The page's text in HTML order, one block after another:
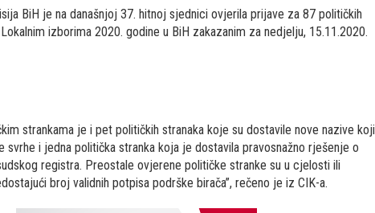
BiH je na današnjoj 37. hitnoj sjednici ovjerila prijave za 87 političkih
izborima 2020. godine u BiH zakazanim za nedjelju, 15.11.2020.
strankama je i pet političkih stranaka koje su dostavile nove nazive koji
svrhe i jedna politička stranka koja je dostavila pravosnažno rješenje o
registra. Preostale ovjerene političke stranke su u cjelosti ili
broj validnih potpisa podrške birača”, rečeno je iz CIK-a.